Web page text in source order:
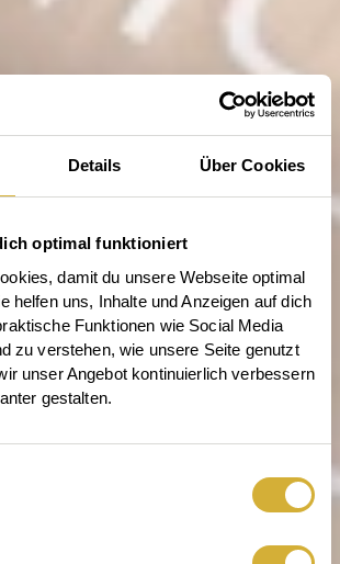
Details Über Cookies
optimal funktioniert
damit du unsere Webseite optimal
helfen uns, Inhalte und Anzeigen auf dich
Funktionen wie Social Media
zu verstehen, wie unsere Seite genutzt
unser Angebot kontinuierlich verbessern
gestalten.
Der Tisch meint